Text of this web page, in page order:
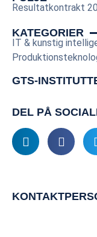
Resultatkontrakt
KATEGORIER
IT & kunstig
GTS-
DEL PÅ